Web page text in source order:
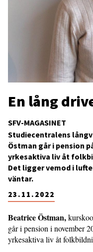
SFV-MAGASINET
En lång
23.11.2022
Studiecentralens
Östman går i pension
yrkesaktiva liv åt
Det ligger vemod i
väntar.
Beatrice Östman,
går i pension i november
yrkesaktiva liv åt